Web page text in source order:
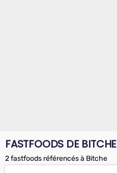
FASTFOODS DE BITCHE
2 fastfoods référencés à Bitche